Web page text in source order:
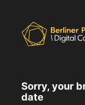
Sorry, your
date